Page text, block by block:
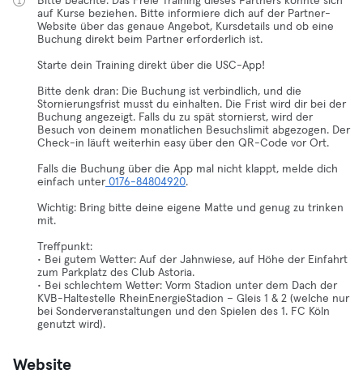
auf Kurse beziehen. Bitte informiere dich auf der Partner-
Website über das genaue Angebot, Kursdetails und ob eine
Buchung direkt beim Partner erforderlich ist.
Starte dein Training direkt über die USC-App!
Bitte denk dran: Die Buchung ist verbindlich, und die
Stornierungsfrist musst du einhalten. Die Frist wird dir bei der
Buchung angezeigt. Falls du zu spät stornierst, wird der
Besuch von deinem monatlichen Besuchslimit abgezogen. Der
Check-in läuft weiterhin easy über den QR-Code vor Ort.
Falls die Buchung über die App mal nicht klappt, melde dich
einfach unter0176-84804920.
Wichtig: Bring bitte deine eigene Matte und genug zu trinken
mit.
Treffpunkt:
• Bei gutem Wetter: Auf der Jahnwiese, auf Höhe der Einfahrt
zum Parkplatz des Club Astoria.
• Bei schlechtem Wetter: Vorm Stadion unter dem Dach der
KVB-Haltestelle RheinEnergieStadion – Gleis 1 & 2 (welche nur
bei Sonderveranstaltungen und den Spielen des 1. FC Köln
genutzt wird).
Website